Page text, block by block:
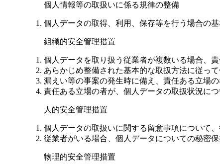
個人情報等の取扱いに係る規律の整備
個人データの取得、利用、保存等を行う場合の
組織的安全管理措置
個人データを取り扱う従業者が複数いる場合、
あらかじめ整備された基本的な取扱方法に従っ
漏えい等の事案の発生時に備え、責任ある立場
責任ある立場の者が、個人データの取扱状況につ
人的安全管理措置
個人データの取扱いに関する留意事項について
従業者がいる場合、個人データについての秘密
物理的安全管理措置